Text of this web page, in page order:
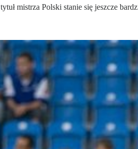
mistrza Polski stanie się jeszcze